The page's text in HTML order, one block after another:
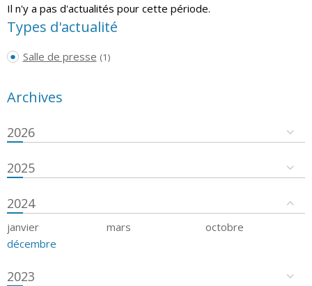
Il n'y a pas d'actualités pour cette période.
Types d'actualité
Salle de presse (1)
Archives
2026
2025
2024
janvier mars
octobre
décembre
2023